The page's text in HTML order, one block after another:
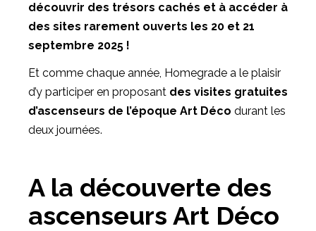
découvrir des trésors cachés et à accéder à
des sites rarement ouverts les 20 et 21
septembre 2025 !
Et comme chaque année, Homegrade a le plaisir
d’y participer en proposant des visites gratuites
d’ascenseurs de l’époque Art Déco durant les
deux journées.
A la découverte des
ascenseurs Art Déco